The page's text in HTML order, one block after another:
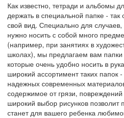
Как известно, тетради и альбомы
держать в специальной папке -
свой вид. Специально для
нужно носить с собой много
(например, при занятиях в
школах), мы предлагаем вам
которые очень удобно носить в
широкий ассортимент таких папок
надежных современных
содержимое от грязи,
широкий выбор рисунков позволит
станет для вашего ребенка